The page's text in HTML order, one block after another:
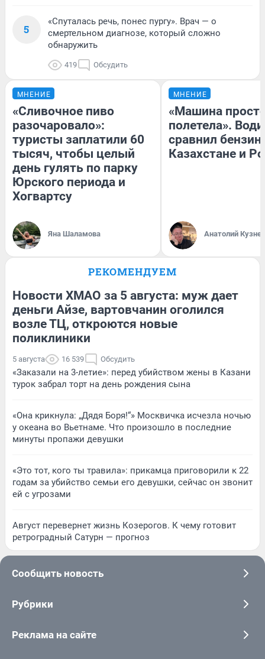
5
«Спуталась речь, понес пургу». Врач — о
смертельном диагнозе, который сложно
обнаружить
419 Обсудить
МНЕНИЕ
«Сливочное пиво
разочаровало»:
туристы заплатили 60
тысяч, чтобы целый
день гулять по парку
Юрского периода и
Хогвартсу
Яна Шаламова
МНЕНИЕ
«Машина
полетела».
сравнил бензин
Казахстане и
Анатолий
РЕКОМЕНДУЕМ
Новости ХМАО за 5 августа: муж дает
деньги Айзе, вартовчанин оголился
возле ТЦ, откроются новые
поликлиники
5 августа 16 539 Обсудить
«Заказали на 3-летие»: перед убийством жены в Казани
турок забрал торт на день рождения сына
«Она крикнула: „Дядя Боря!“» Москвичка исчезла ночью
у океана во Вьетнаме. Что произошло в последние
минуты пропажи девушки
«Это тот, кого ты травила»: прикамца приговорили к 22
годам за убийство семьи его девушки, сейчас он звонит
ей с угрозами
Август перевернет жизнь Козерогов. К чему готовит
ретроградный Сатурн — прогноз
Сообщить новость
Рубрики
Реклама на сайте